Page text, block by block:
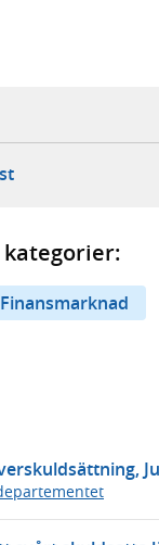
webbplats,
ny flik, extern
- öppnar din e-
Finansmarknad